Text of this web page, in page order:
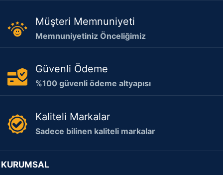
Müşteri Memnuniyeti
Memnuniyetiniz Önceliğimiz
Güvenli Ödeme
%100 güvenli ödeme altyapısı
Kaliteli Markalar
Sadece bilinen kaliteli markalar
KURUMSAL